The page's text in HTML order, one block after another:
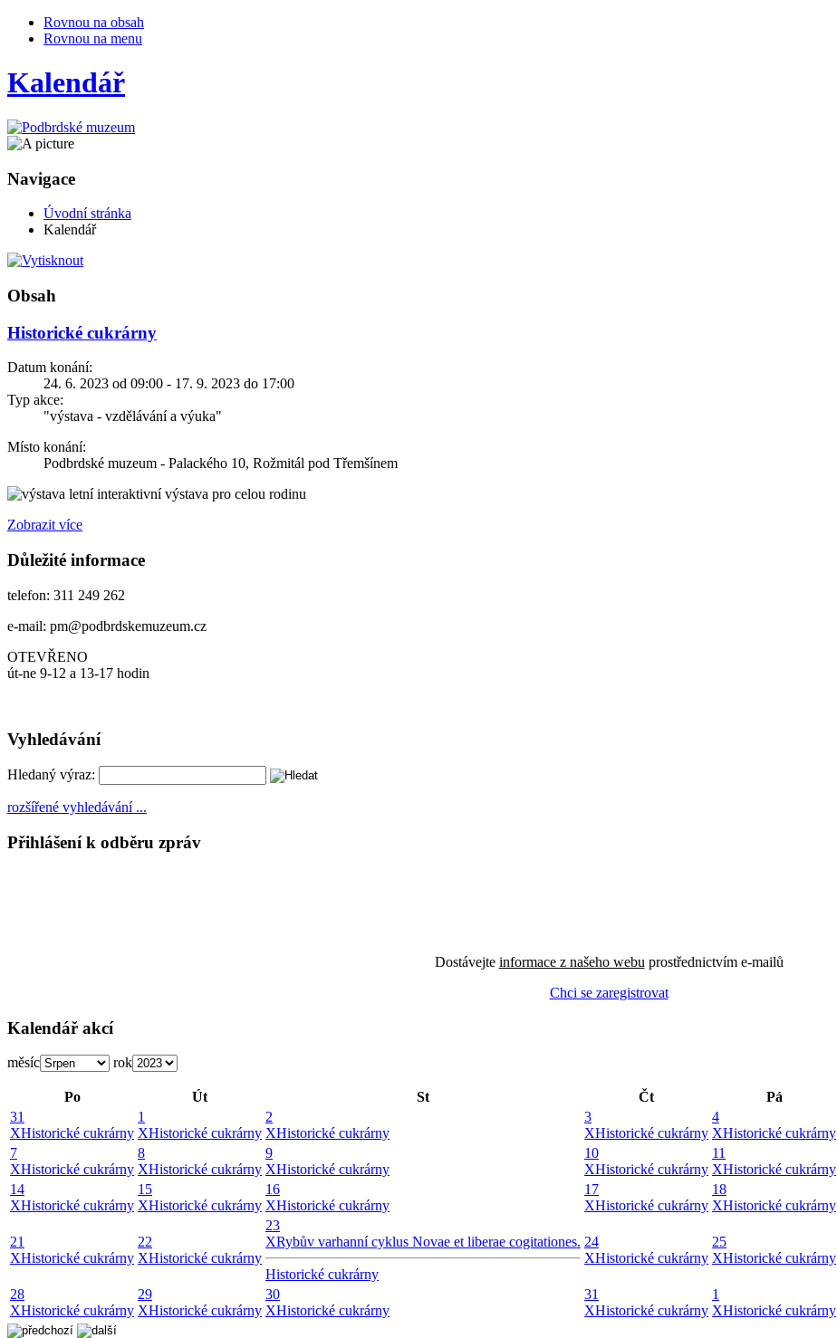
Rovnou na obsah
Rovnou na menu
Kalendář
Navigace
Úvodní stránka
Kalendář
Obsah
Historické cukrárny
Datum konání:
24. 6. 2023 od 09:00 - 17. 9. 2023 do 17:00
Typ akce:
"výstava - vzdělávání a výuka"
Místo konání:
Podbrdské muzeum - Palackého 10, Rožmitál pod Třemšínem
letní interaktivní výstava pro celou rodinu
Zobrazit více
Důležité informace
telefon: 311 249 262
e-mail: pm@podbrdskemuzeum.cz
OTEVŘENO
út-ne 9-12 a 13-17 hodin
Vyhledávání
Hledaný výraz:
rozšířené vyhledávání ...
Přihlášení k odběru zpráv
Dostávejte informace z našeho webu prostřednictvím e-mailů
Chci se zaregistrovat
Kalendář akcí
měsíc rok
Po Út St Čt Pá
31
XHistorické cukrárny
1
XHistorické cukrárny
2
XHistorické cukrárny
3
XHistorické cukrárny
4
XHistorické cukrárny
7
XHistorické cukrárny
8
XHistorické cukrárny
9
XHistorické cukrárny
10
XHistorické cukrárny
11
XHistorické cukrárny
14
XHistorické cukrárny
15
XHistorické cukrárny
16
XHistorické cukrárny
17
XHistorické cukrárny
18
XHistorické cukrárny
21
XHistorické cukrárny
22
XHistorické cukrárny
23
XRybův varhanní cyklus Novae et liberae cogitationes.
Historické cukrárny
24
XHistorické cukrárny
25
XHistorické cukrárny
28
XHistorické cukrárny
29
XHistorické cukrárny
30
XHistorické cukrárny
31
XHistorické cukrárny
1
XHistorické cukrárny